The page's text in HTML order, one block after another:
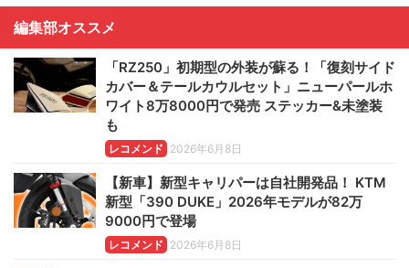
編集部オススメ
「RZ250」初期型の外装が蘇る！「復刻サイド
カバー＆テールカウルセット」ニューパールホ
ワイト8万8000円で発売 ステッカー&未塗装
も
レコメンド 2026年6月8日
【新車】新型キャリパーは自社開発品！ KTM
新型「390 DUKE」2026年モデルが82万
9000円で登場
レコメンド 2026年6月8日